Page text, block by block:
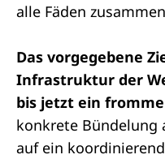
alle Fäden
Das vorgegebene
Infrastruktur der
bis jetzt ein
konkrete Bündelung
auf ein